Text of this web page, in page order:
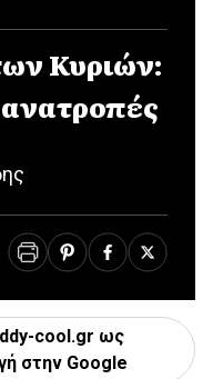
Κυριών:
cool.gr ως
στην Google